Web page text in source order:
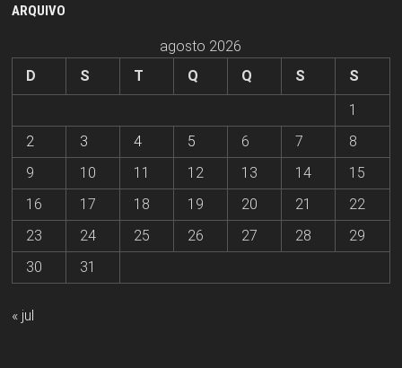
ARQUIVO
agosto 2026
D
S T Q Q S
S
1
2
3 4 5 6 7
8
9
10 11 12 13 14
15
16
17 18 19 20 21
22
23
24 25 26 27 28
29
30
31
« jul